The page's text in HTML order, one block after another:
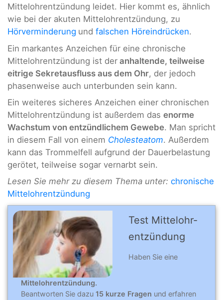
Mittelohrentzündung leidet. Hier kommt es, ähnlich
wie bei der akuten Mittelohrentzündung, zu
Hörverminderung und falschen Höreindrücken.
Ein markantes Anzeichen für eine chronische
Mittelohrentzündung ist der anhaltende, teilweise
eitrige Sekretausfluss aus dem Ohr, der jedoch
phasenweise auch unterbunden sein kann.
Ein weiteres sicheres Anzeichen einer chronischen
Mittelohrentzündung ist außerdem das enorme
Wachstum von entzündlichem Gewebe. Man spricht
in diesem Fall von einem Cholesteatom. Außerdem
kann das Trommelfell aufgrund der Dauerbelastung
gerötet, teilweise sogar vernarbt sein.
Lesen Sie mehr zu diesem Thema unter: chronische
Mittelohrentzündung
Test Mittel­ohr­
ent­zün­dung
Haben Sie eine
Mittelohrentzündung.
Beantworten Sie dazu 15 kurze Fragen und erfahren